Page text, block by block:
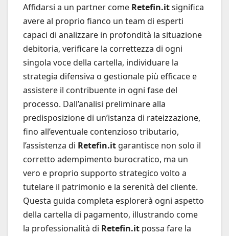
Affidarsi a un partner come Retefin.itsignifica
avere al proprio fianco un team di esperti
capaci di analizzare in profondità la situazione
debitoria, verificare la correttezza di ogni
singola voce della cartella, individuare la
strategia difensiva o gestionale più efficace e
assistere il contribuente in ogni fase del
processo. Dall’analisi preliminare alla
predisposizione di un’istanza di rateizzazione,
fino all’eventuale contenzioso tributario,
l’assistenza di Retefin.it garantisce non solo il
corretto adempimento burocratico, ma un
vero e proprio supporto strategico volto a
tutelare il patrimonio e la serenità del cliente.
Questa guida completa esplorerà ogni aspetto
della cartella di pagamento, illustrando come
la professionalità di Retefin.it possa fare la